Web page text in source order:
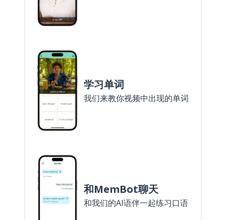
学习单词
我们来教你视频中出现的单词
和MemBot聊天
和我们的AI语伴一起练习口语